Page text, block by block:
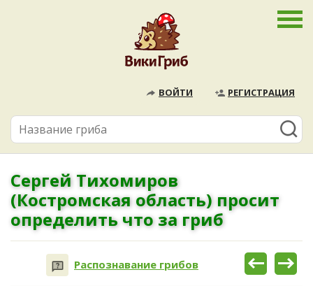
ВОЙТИ РЕГИСТРАЦИЯ
Сергей Тихомиров
(Костромская область) просит
определить что за гриб
Распознавание грибов